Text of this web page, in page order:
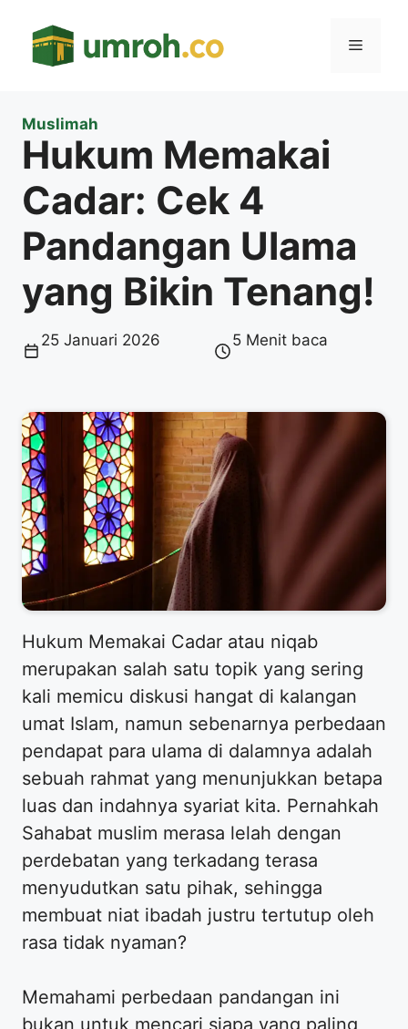
Menu
Muslimah
Hukum Memakai
Cadar: Cek 4
Pandangan Ulama
yang Bikin Tenang!
25 Januari 2026 5 Menit baca
​Hukum Memakai Cadar atau niqab
merupakan salah satu topik yang sering
kali memicu diskusi hangat di kalangan
umat Islam, namun sebenarnya perbedaan
pendapat para ulama di dalamnya adalah
sebuah rahmat yang menunjukkan betapa
luas dan indahnya syariat kita. Pernahkah
Sahabat muslim merasa lelah dengan
perdebatan yang terkadang terasa
menyudutkan satu pihak, sehingga
membuat niat ibadah justru tertutup oleh
rasa tidak nyaman?
Memahami perbedaan pandangan ini
bukan untuk mencari siapa yang paling